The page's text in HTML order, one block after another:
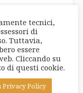
tecnici,
di
Tuttavia,
essere
Cliccando su
di questi cookie.
Privacy Policy